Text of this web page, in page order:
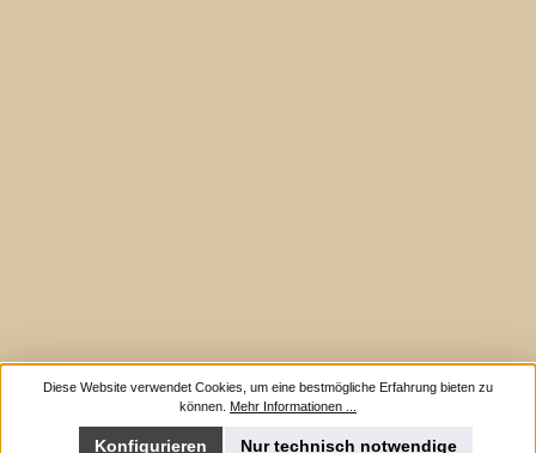
Diese Website verwendet Cookies, um eine bestmögliche Erfahrung bieten zu
können. Mehr Informationen ...
Nur technisch notwendige
Konfigurieren